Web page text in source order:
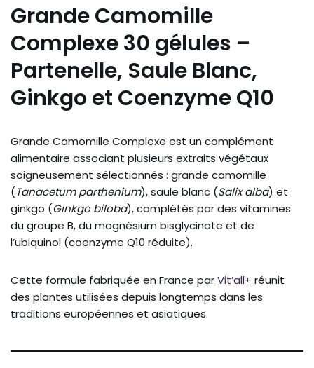
Grande Camomille
Complexe 30 gélules –
Partenelle, Saule Blanc,
Ginkgo et Coenzyme Q10
Grande Camomille Complexe est un complément
alimentaire associant plusieurs extraits végétaux
soigneusement sélectionnés : grande camomille
(Tanacetum parthenium), saule blanc (Salix alba) et
ginkgo (Ginkgo biloba), complétés par des vitamines
du groupe B, du magnésium bisglycinate et de
l’ubiquinol (coenzyme Q10 réduite).
Cette formule fabriquée en France parVit’all+ réunit
des plantes utilisées depuis longtemps dans les
traditions européennes et asiatiques.